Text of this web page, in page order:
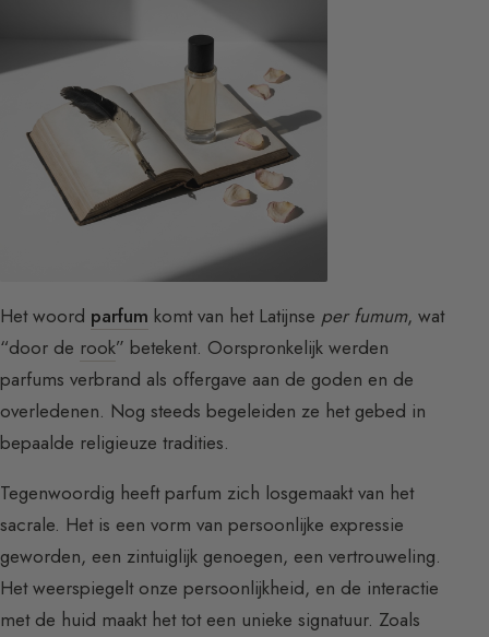
Het woord parfum komt van het Latijnse per fumum, wat
“door de rook” betekent. Oorspronkelijk werden
parfums verbrand als offergave aan de goden en de
overledenen. Nog steeds begeleiden ze het gebed in
bepaalde religieuze tradities.
Tegenwoordig heeft parfum zich losgemaakt van het
sacrale. Het is een vorm van persoonlijke expressie
geworden, een zintuiglijk genoegen, een vertrouweling.
Het weerspiegelt onze persoonlijkheid, en de interactie
met de huid maakt het tot een unieke signatuur. Zoals